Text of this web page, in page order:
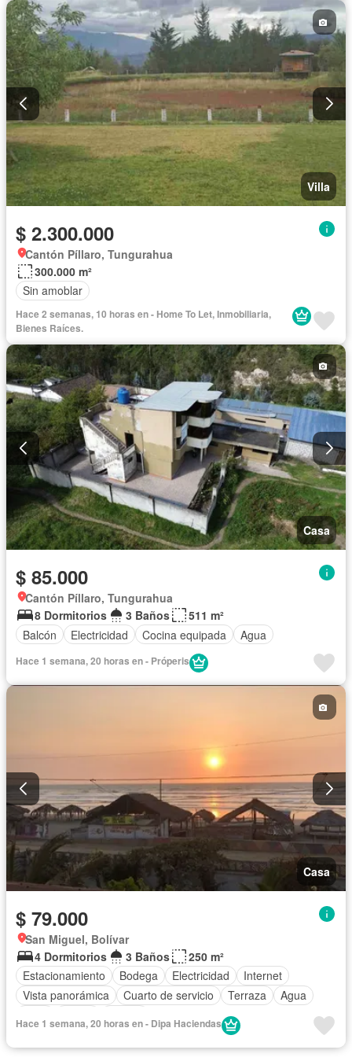
Villa
$ 2.300.000
Cantón Píllaro, Tungurahua
300.000 m²
Sin amoblar
Hace 2 semanas, 10 horas en - Home To Let, Inmobiliaria,
Bienes Raíces.
Casa
$ 85.000
Cantón Píllaro, Tungurahua
8 Dormitorios
3 Baños
511 m²
Balcón
Electricidad Cocina equipada Agua
Hace 1 semana, 20 horas en - Próperis
Casa
$ 79.000
San Miguel, Bolívar
4 Dormitorios
3 Baños
250 m²
Estacionamiento
Bodega Electricidad
Internet
Vista panorámica
Cuarto de servicio Terraza
Agua
Hace 1 semana, 20 horas en - Dipa Haciendas